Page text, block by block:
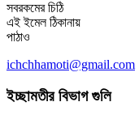
সবরকমের চিঠি
এই ইমেল ঠিকানায়
পাঠাও
ichchhamoti@gmail.com
ইচ্ছামতীর বিভাগ গুলি